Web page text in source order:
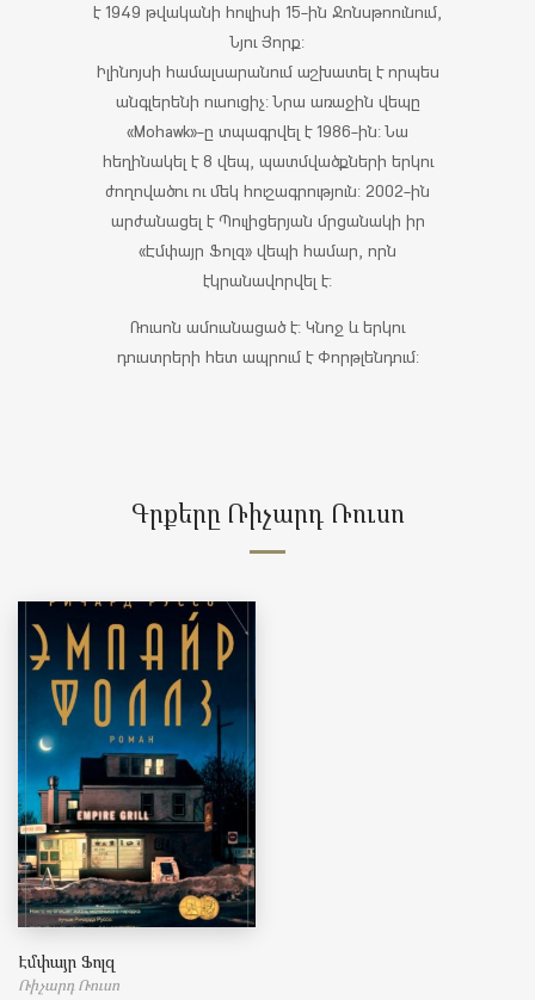
է 1949 թվականի հուլիսի 15-ին Ջոնսթոունում,
Նյու Յորք:
Իլինոյսի համալսարանում աշխատել է որպես
անգլերենի ուսուցիչ: Նրա առաջին վեպը
«Mohawk»-ը տպագրվել է 1986-ին: Նա
հեղինակել է 8 վեպ, պատմվածքների երկու
ժողովածու ու մեկ հուշագրություն: 2002-ին
արժանացել է Պուլիցերյան մրցանակի իր
«Էմփայր Ֆոլզ» վեպի համար, որն
էկրանավորվել է:
Ռուսոն ամուսնացած է: Կնոջ և երկու
դուստրերի հետ ապրում է Փորթլենդում:
Գրքերը Ռիչարդ Ռուսո
Էմփայր Ֆոլզ
Ռիչարդ Ռուսո